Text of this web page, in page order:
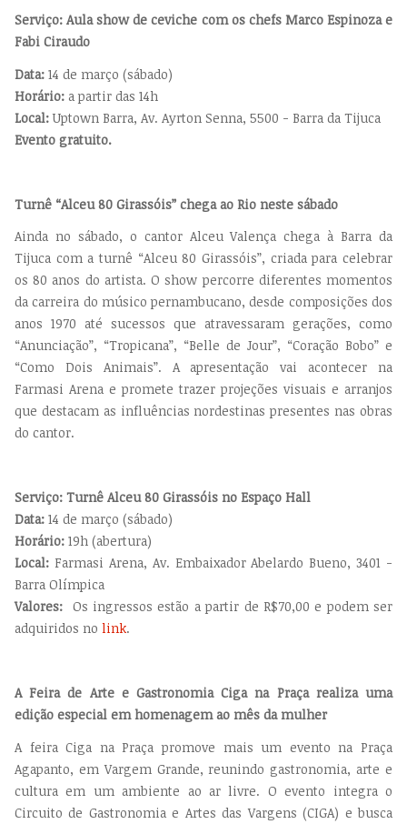
Serviço: Aula show de ceviche com os chefs Marco Espinoza e
Fabi Ciraudo
Data: 14 de março (sábado)
Horário: a partir das 14h
Local: Uptown Barra, Av. Ayrton Senna, 5500 - Barra da Tijuca
Evento gratuito.
Turnê “Alceu 80 Girassóis” chega ao Rio neste sábado
Ainda no sábado, o cantor Alceu Valença chega à Barra da
Tijuca com a turnê “Alceu 80 Girassóis”, criada para celebrar
os 80 anos do artista. O show percorre diferentes momentos
da carreira do músico pernambucano, desde composições dos
anos 1970 até sucessos que atravessaram gerações, como
“Anunciação”, “Tropicana”, “Belle de Jour”, “Coração Bobo” e
“Como Dois Animais”. A apresentação vai acontecer na
Farmasi Arena e promete trazer projeções visuais e arranjos
que destacam as influências nordestinas presentes nas obras
do cantor.
Serviço: Turnê Alceu 80 Girassóis no Espaço Hall
Data: 14 de março (sábado)
Horário: 19h (abertura)
Local: Farmasi Arena, Av. Embaixador Abelardo Bueno, 3401 -
Barra Olímpica
Valores: Os ingressos estão a partir de R$70,00 e podem ser
adquiridos no link.
A Feira de Arte e Gastronomia Ciga na Praça realiza uma
edição especial em homenagem ao mês da mulher
A feira Ciga na Praça promove mais um evento na Praça
Agapanto, em Vargem Grande, reunindo gastronomia, arte e
cultura em um ambiente ao ar livre. O evento integra o
Circuito de Gastronomia e Artes das Vargens (CIGA) e busca